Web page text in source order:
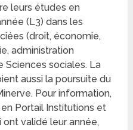
leurs études en
(L3) dans les
(droit, économie,
administration
Sciences sociales. La
aussi la poursuite du
Pour information,
Portail Institutions et
validé leur année,